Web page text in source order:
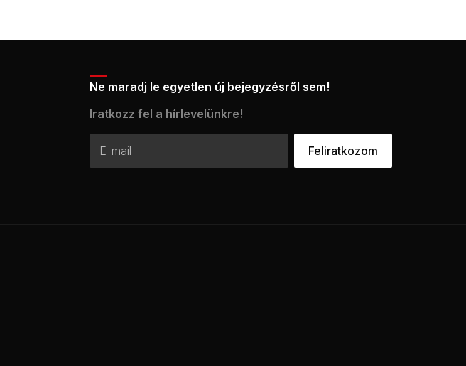
Ne maradj le egyetlen új bejegyzésről sem!
Iratkozz fel a hírlevelünkre!